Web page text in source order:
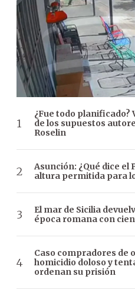
¿Fue todo
de los supuestos
Roselin
Asunción: ¿Qué dice el
altura permitida para
El mar de Sicilia
época romana con
Caso compradores de
homicidio doloso y
ordenan su prisión